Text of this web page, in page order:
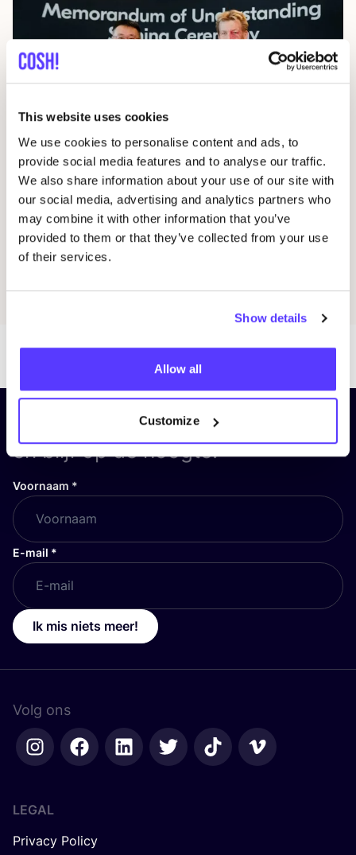
This website uses cookies
We use cookies to personalise content and ads, to
provide social media features and to analyse our traffic.
We also share information about your use of our site with
our social media, advertising and analytics partners who
may combine it with other information that you’ve
provided to them or that they’ve collected from your use
of their services.
Show details
Allow all
Customize
22 december 2025
8tex­tiel­be­drij­ven die het nieuws haal­den
in2025
Greenwashing
Schrijf je in op onze nieuwsbrief
en blijf op de hoogte!
Voornaam *
E-mail *
Ik mis niets meer!
Volg ons
LEGAL
Privacy Policy